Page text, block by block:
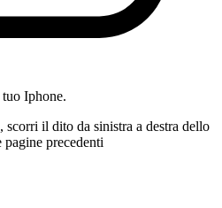
Iphone.
il dito da sinistra a destra dello
pagine precedenti